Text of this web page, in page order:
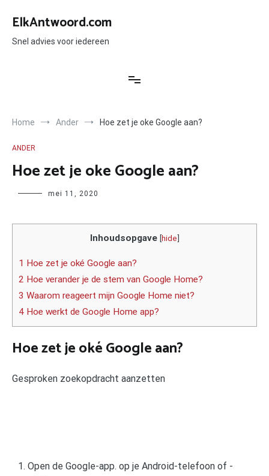
naar
inhoud
ElkAntwoord.com
Snel advies voor iedereen
Home Ander Hoe zet je oke Google aan?
ANDER
Hoe zet je oke Google aan?
Author mei 11, 2020
Inhoudsopgave [hide]
1 Hoe zet je oké Google aan?
2 Hoe verander je de stem van Google Home?
3 Waarom reageert mijn Google Home niet?
4 Hoe werkt de Google Home app?
Hoe zet je oké Google aan?
Gesproken zoekopdracht aanzetten
Open de Google-app. op je Android-telefoon of -